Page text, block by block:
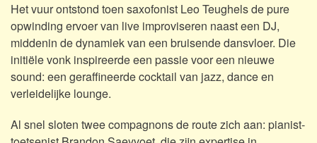
Het vuur ontstond toen saxofonist Leo Teughels de pure
opwinding ervoer van live improviseren naast een DJ,
middenin de dynamiek van een bruisende dansvloer. Die
initiële vonk inspireerde een passie voor een nieuwe
sound: een geraffineerde cocktail van jazz, dance en
verleidelijke lounge.
Al snel sloten twee compagnons de route zich aan: pianist-